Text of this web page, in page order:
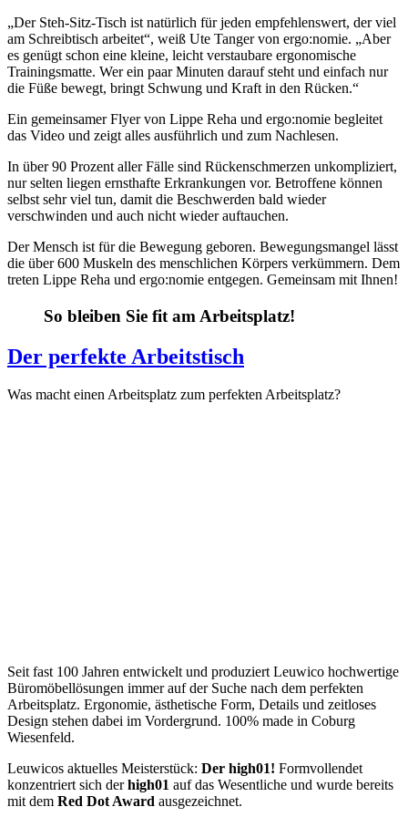
„Der Steh-Sitz-Tisch ist natürlich für jeden empfehlenswert, der viel
am Schreibtisch arbeitet“, weiß Ute Tanger von ergo:nomie. „Aber
es genügt schon eine kleine, leicht verstaubare ergonomische
Trainingsmatte. Wer ein paar Minuten darauf steht und einfach nur
die Füße bewegt, bringt Schwung und Kraft in den Rücken.“
Ein gemeinsamer Flyer von Lippe Reha und ergo:nomie begleitet
das Video und zeigt alles ausführlich und zum Nachlesen.
In über 90 Prozent aller Fälle sind Rückenschmerzen unkompliziert,
nur selten liegen ernsthafte Erkrankungen vor. Betroffene können
selbst sehr viel tun, damit die Beschwerden bald wieder
verschwinden und auch nicht wieder auftauchen.
Der Mensch ist für die Bewegung geboren. Bewegungsmangel lässt
die über 600 Muskeln des menschlichen Körpers verkümmern. Dem
treten Lippe Reha und ergo:nomie entgegen. Gemeinsam mit Ihnen!
So bleiben Sie fit am Arbeitsplatz!
Der perfekte Arbeitstisch
Was macht einen Arbeitsplatz zum perfekten Arbeitsplatz?
Seit fast 100 Jahren entwickelt und produziert Leuwico hochwertige
Büromöbellösungen immer auf der Suche nach dem perfekten
Arbeitsplatz. Ergonomie, ästhetische Form, Details und zeitloses
Design stehen dabei im Vordergrund. 100% made in Coburg
Wiesenfeld.
Leuwicos aktuelles Meisterstück: Der high01! Formvollendet
konzentriert sich derhigh01 auf das Wesentliche und wurde bereits
mit dem Red Dot Award ausgezeichnet.